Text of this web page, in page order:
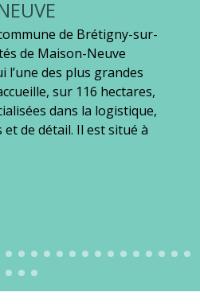
de Brétigny-sur-
de Maison-Neuve
l’une des plus grandes
sur 116 hectares,
dans la logistique,
et de détail. Il est situé à